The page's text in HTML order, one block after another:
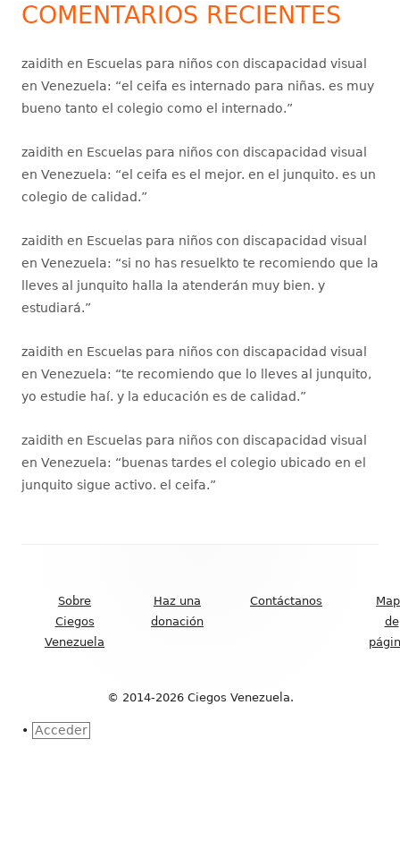
COMENTARIOS RECIENTES
zaidith en Escuelas para niños con discapacidad visual
en Venezuela: “el ceifa es internado para niñas. es muy
bueno tanto el colegio como el internado.”
zaidith en Escuelas para niños con discapacidad visual
en Venezuela: “el ceifa es el mejor. en el junquito. es un
colegio de calidad.”
zaidith en Escuelas para niños con discapacidad visual
en Venezuela: “si no has resuelkto te recomiendo que la
lleves al junquito halla la atenderán muy bien. y
estudiará.”
zaidith en Escuelas para niños con discapacidad visual
en Venezuela: “te recomiendo que lo lleves al junquito,
yo estudie haí. y la educación es de calidad.”
zaidith en Escuelas para niños con discapacidad visual
en Venezuela: “buenas tardes el colegio ubicado en el
junquito sigue activo. el ceifa.”
Footer
Sobre
Ciegos
Venezuela
Haz una
donación
Contáctanos
de
© 2014-2026 Ciegos Venezuela.
• Acceder